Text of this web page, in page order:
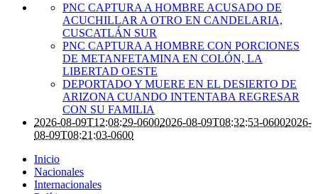
PNC CAPTURA A HOMBRE ACUSADO DE
ACUCHILLAR A OTRO EN CANDELARIA,
CUSCATLÁN SUR
PNC CAPTURA A HOMBRE CON PORCIONES
DE METANFETAMINA EN COLÓN, LA
LIBERTAD OESTE
DEPORTADO Y MUERE EN EL DESIERTO DE
ARIZONA CUANDO INTENTABA REGRESAR
CON SU FAMILIA
2026-08-09T12:08:29-06002026-08-09T08:32:53-06002026-
08-09T08:21:03-0600
Inicio
Nacionales
Internacionales